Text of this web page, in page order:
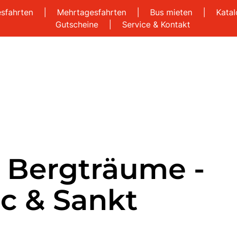
Mehrtagesfahrten Bus mieten
Gutscheine
Service & Kontakt
Bergträume -
& Sankt